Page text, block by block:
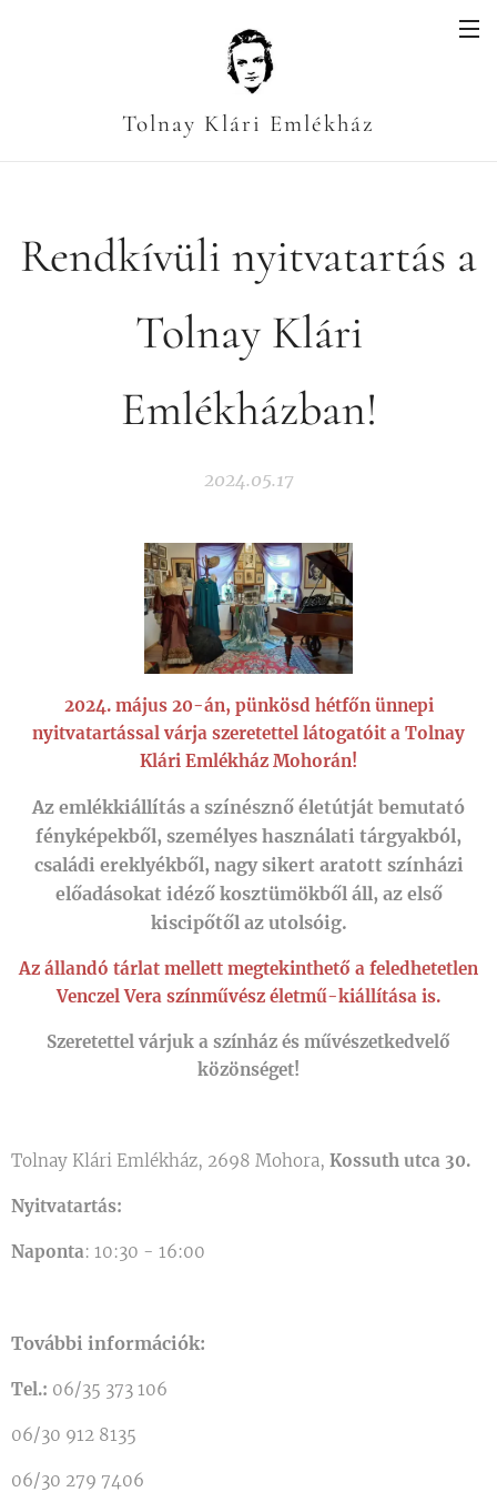
Tolnay Klári Emlékház
Rendkívüli nyitvatartás a
Tolnay Klári
Emlékházban!
2024.05.17
2024. május 20-án, pünkösd hétfőn ünnepi
nyitvatartással várja szeretettel látogatóit a Tolnay
Klári Emlékház Mohorán!
Az emlékkiállítás a színésznő életútját bemutató
fényképekből, személyes használati tárgyakból,
családi ereklyékből, nagy sikert aratott színházi
előadásokat idéző kosztümökből áll, az első
kiscipőtől az utolsóig.
Az állandó tárlat mellett megtekinthető a feledhetetlen
Venczel Vera színművész életmű-kiállítása is.
Szeretettel várjuk a színház és művészetkedvelő
közönséget!
Tolnay Klári Emlékház, 2698 Mohora, Kossuth utca 30.
Nyitvatartás:
Naponta: 10:30 - 16:00
További információk:
Tel.: 06/35 373 106
06/30 912 8135
06/30 279 7406